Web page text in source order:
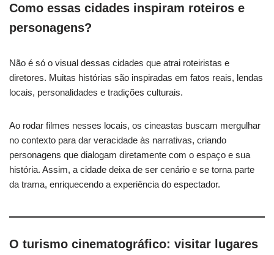
Como essas cidades inspiram roteiros e
personagens?
Não é só o visual dessas cidades que atrai roteiristas e
diretores. Muitas histórias são inspiradas em fatos reais, lendas
locais, personalidades e tradições culturais.
Ao rodar filmes nesses locais, os cineastas buscam mergulhar
no contexto para dar veracidade às narrativas, criando
personagens que dialogam diretamente com o espaço e sua
história. Assim, a cidade deixa de ser cenário e se torna parte
da trama, enriquecendo a experiência do espectador.
O turismo cinematográfico: visitar lugares